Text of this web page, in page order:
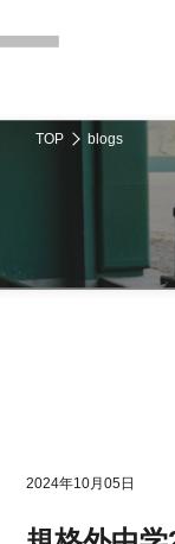
TOP blogs
2024年10月05日